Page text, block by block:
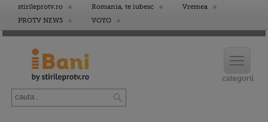
stirileprotv.ro Romania, te iubesc
Vremea
PROTV NEWS
VOYO